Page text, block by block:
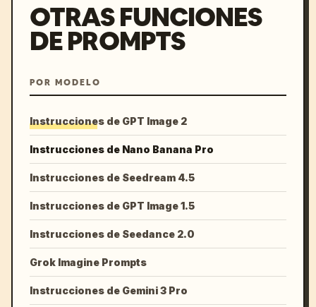
OTRAS FUNCIONES
DE PROMPTS
POR MODELO
Instrucciones de GPT Image 2
Instrucciones de Nano Banana Pro
Instrucciones de Seedream 4.5
Instrucciones de GPT Image 1.5
Instrucciones de Seedance 2.0
Grok Imagine Prompts
Instrucciones de Gemini 3 Pro